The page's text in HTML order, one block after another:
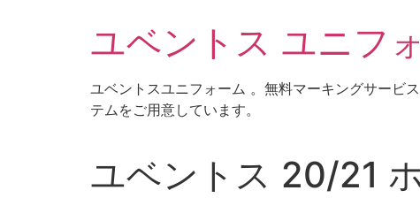
ユベントス ユニフ
ユベントスユニフォーム 。無料マーキングサービ
テムをご用意しています。
ユベントス 20/21